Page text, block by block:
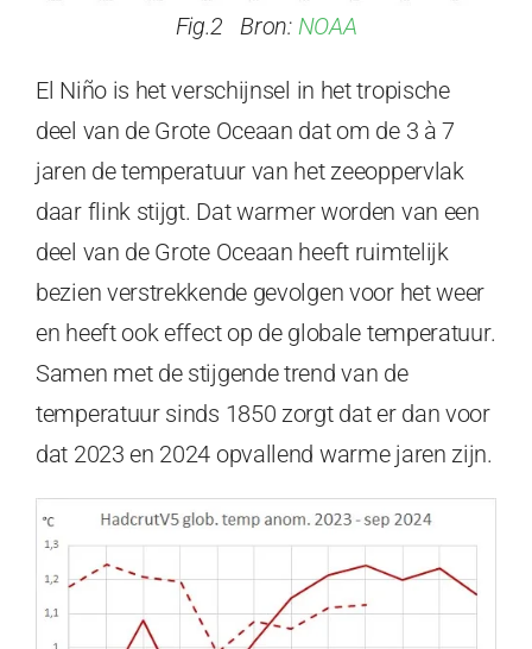
Fig.2 Bron: NOAA
El Niño is het verschijnsel in het tropische
deel van de Grote Oceaan dat om de 3 à 7
jaren de temperatuur van het zeeoppervlak
daar flink stijgt. Dat warmer worden van een
deel van de Grote Oceaan heeft ruimtelijk
bezien verstrekkende gevolgen voor het weer
en heeft ook effect op de globale temperatuur.
Samen met de stijgende trend van de
temperatuur sinds 1850 zorgt dat er dan voor
dat 2023 en 2024 opvallend warme jaren zijn.